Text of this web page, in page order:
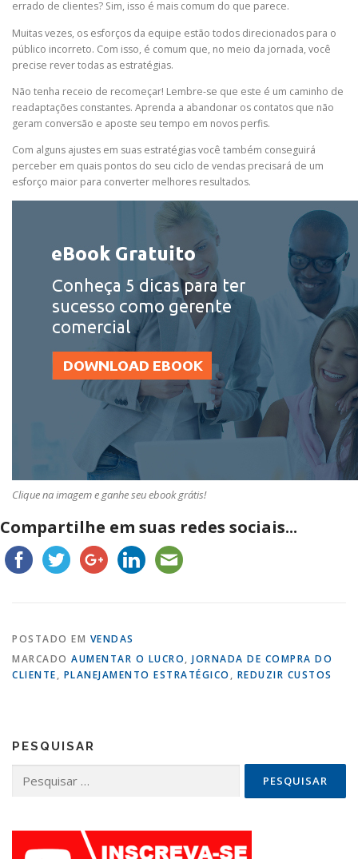
errado de clientes? Sim, isso é mais comum do que parece.
Muitas vezes, os esforços da equipe estão todos direcionados para o
público incorreto. Com isso, é comum que, no meio da jornada, você
precise rever todas as estratégias.
Não tenha receio de recomeçar! Lembre-se que este é um caminho de
readaptações constantes. Aprenda a abandonar os contatos que não
geram conversão e aposte seu tempo em novos perfis.
Com alguns ajustes em suas estratégias você também conseguirá
perceber em quais pontos do seu ciclo de vendas precisará de um
esforço maior para converter melhores resultados.
Clique na imagem e ganhe seu ebook grátis!
Compartilhe em suas redes sociais...
POSTADO EM VENDAS
MARCADO AUMENTAR O LUCRO, JORNADA DE COMPRA DO
CLIENTE, PLANEJAMENTO ESTRATÉGICO , REDUZIR CUSTOS
PESQUISAR
por: